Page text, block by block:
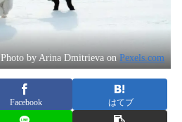
Photo by Arina Dmitrieva onPexels.com
Facebook はてブ